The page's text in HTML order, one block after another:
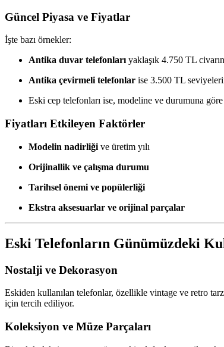
Güncel Piyasa ve Fiyatlar
İşte bazı örnekler:
Antika duvar telefonlarıyaklaşık 4.750 TL
Antika çevirmeli telefonlar ise 3.500 TL
Eski cep telefonları ise, modeline ve durumuna göre
Fiyatları Etkileyen Faktörler
Modelin nadirliği ve üretim yılı
Orijinallik ve çalışma durumu
Tarihsel önemi ve popülerliği
Ekstra aksesuarlar ve orijinal parçalar
Eski Telefonların Günümüzdeki
Nostalji ve Dekorasyon
Eskiden kullanılan telefonlar, özellikle vintage ve retro
için tercih ediliyor.
Koleksiyon ve Müze Parçaları